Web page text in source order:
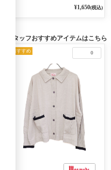
¥1,650(税込)
スタッフおすすめアイテムはこちら
0
おすすめ